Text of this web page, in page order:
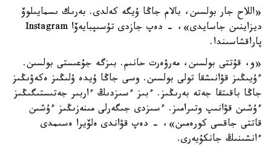
«اللاح جار بولسىن، بالام جاڭا ۇيگە كەلدى. بەرىك ىسمايىلوۆ
ديزاينىن جاسايدى»، - دەپ جازدى تۇسىپبايەۆا Instagram
پاراقشاسىندا.
«و، قۇتتى بولسىن، مەرۋەرت حانىم. بىزگە جۇعىستى بولسىن.
ءۇيىڭىز قۋانىشقا تولى بولسىن. وسى جاڭا ۇيدە ۇلىڭىز ەكەۋىڭىز
جاڭا باقىتقا جەتە بەرىڭىز. ءبىز ءسىزدىڭ ءاربىر جەتىستىگىڭىز
ءۇشىن قۋانىپ وتىرامىز. ءسىزدى جىگەرلى مىنەزىڭىز ءۇشىن
قاتتى جاقسى كورەمىن»، - دەپ قۋاندى ەلۆيرا ەسىمدى
ءانشىنىڭ جانكۇيەرى.